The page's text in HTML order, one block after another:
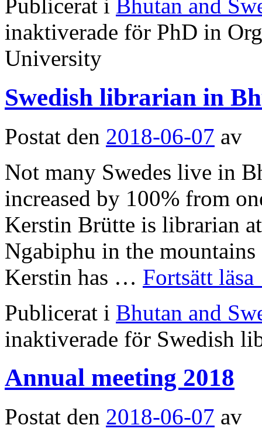
Publicerat i Bhutan and
inaktiverade för PhD in
University
Swedish librarian in
Postat den 2018-06-07 av
Not many Swedes live in
increased by 100% from
Kerstin Brütte is librarian
Ngabiphu in the
Kerstin has … Fortsätt läsa
Publicerat i Bhutan and
inaktiverade för Swedish
Annual meeting 2018
Postat den 2018-06-07 av